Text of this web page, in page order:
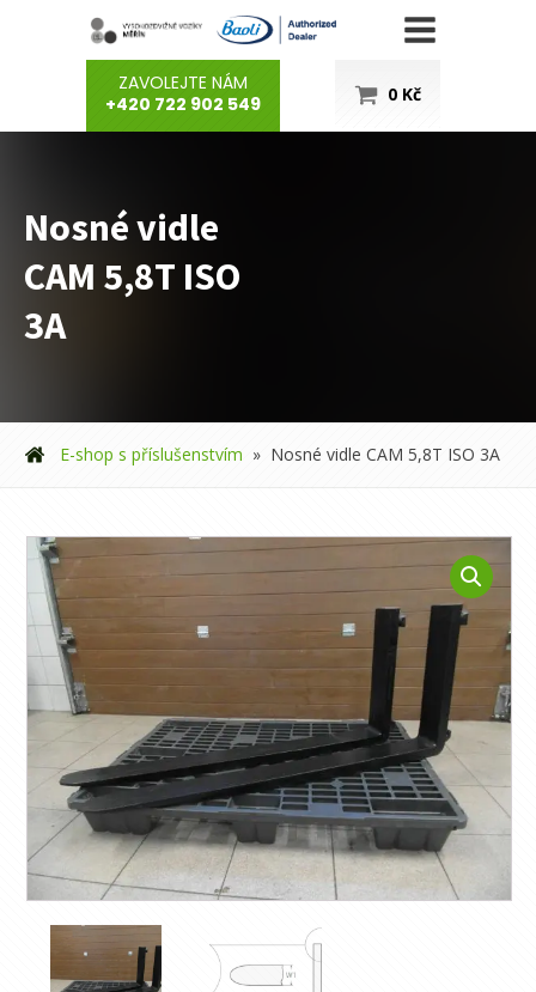
ZAVOLEJTE NÁM
+420 722 902 549
0 Kč
Nosné vidle
CAM 5,8T ISO
3A
E-shop s příslušenstvím » Nosné vidle CAM 5,8T ISO 3A